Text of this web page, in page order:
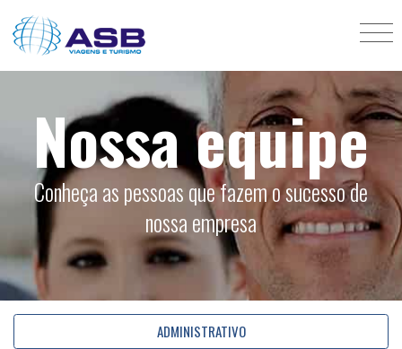
Nossa equipe
Conheça as pessoas que fazem o sucesso de
nossa empresa
ADMINISTRATIVO